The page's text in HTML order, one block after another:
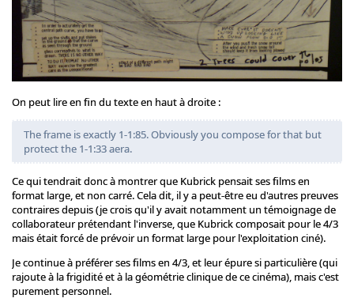
On peut lire en fin du texte en haut à droite :
The frame is exactly 1-1:85. Obviously you compose for that but
protect the 1-1:33 aera.
Ce qui tendrait donc à montrer que Kubrick pensait ses films en
format large, et non carré. Cela dit, il y a peut-être eu d'autres preuves
contraires depuis (je crois qu'il y avait notamment un témoignage de
collaborateur prétendant l'inverse, que Kubrick composait pour le 4/3
mais était forcé de prévoir un format large pour l'exploitation ciné).
Je continue à préférer ses films en 4/3, et leur épure si particulière (qui
rajoute à la frigidité et à la géométrie clinique de ce cinéma), mais c'est
purement personnel.